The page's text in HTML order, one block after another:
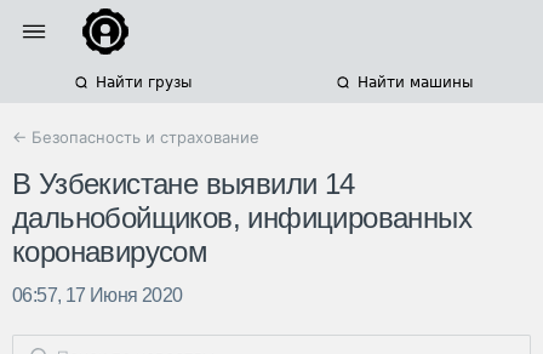
Найти грузы Найти машины
← Безопасность и страхование
В Узбекистане выявили 14
дальнобойщиков, инфицированных
коронавирусом
06:57, 17 Июня 2020